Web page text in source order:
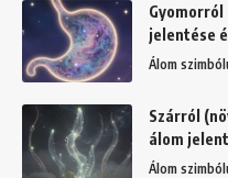
Gyomorról
jelentése
Álom
Szárról
álom
Álom